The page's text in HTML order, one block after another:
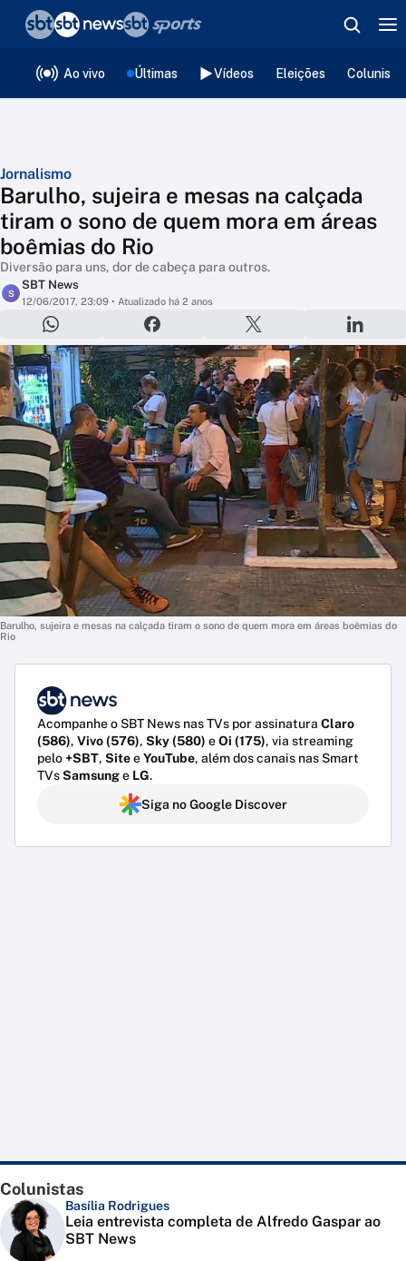
Ao vivo Últimas Vídeos Eleições
Jornalismo
Barulho, sujeira e mesas na calçada
tiram o sono de quem mora em áreas
boêmias do Rio
Diversão para uns, dor de cabeça para outros.
S
SBT News
12/06/2017, 23:09 • Atualizado há 2 anos
Barulho, sujeira e mesas na calçada tiram o sono de quem mora em áreas boêmias do
Rio
Acompanhe o SBT News nas TVs por assinatura Claro
(586), Vivo (576), Sky (580) eOi (175), via streaming
pelo+SBT, SiteeYouTube, além dos canais nas Smart
TVsSamsunge LG.
Siga no Google Discover
Colunistas
Basília Rodrigues
Leia entrevista completa de Alfredo Gaspar ao
SBT News
❮voltar
Editorias